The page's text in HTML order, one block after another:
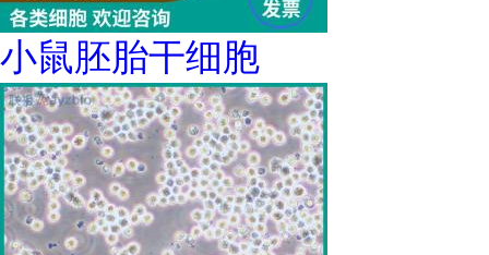
小鼠胚胎干细胞